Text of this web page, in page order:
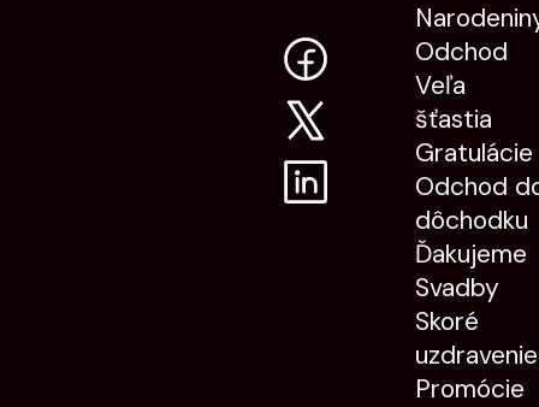
Odchod
Veľa
šťastia
Gratulácie
Odchod
dôchodku
Ďakujeme
Svadby
Skoré
uzdravenie
Promócie